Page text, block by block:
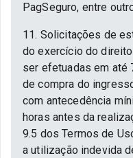
PagSeguro, entre
11. Solicitações de
do exercício do
ser efetuadas em até
de compra do
com antecedência
horas antes da
9.5 dos Termos de
a utilização indevida